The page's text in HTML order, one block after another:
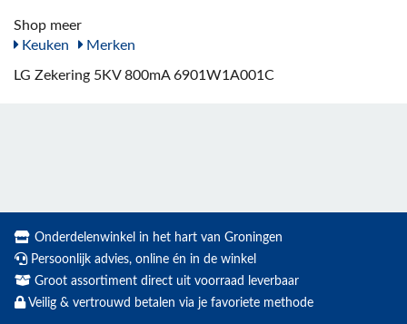
Shop meer
Keuken
Merken
LG Zekering 5KV 800mA 6901W1A001C
Onderdelenwinkel in het hart van Groningen
Persoonlijk advies, online én in de winkel
Groot assortiment direct uit voorraad leverbaar
Veilig & vertrouwd betalen via je favoriete methode